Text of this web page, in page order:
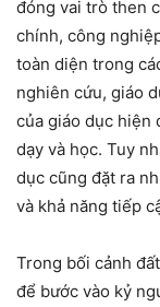
đóng vai trò then
chính, công
toàn diện trong
nghiên cứu, giáo
của giáo dục hiện
dạy và học. Tuy
dục cũng đặt ra
và khả năng tiếp
Trong bối cảnh
để bước vào kỷ